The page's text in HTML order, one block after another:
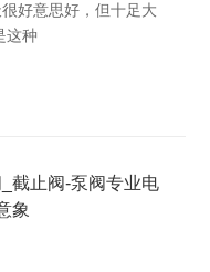
好意思好，但十足大
这种
截止阀-泵阀专业电
象